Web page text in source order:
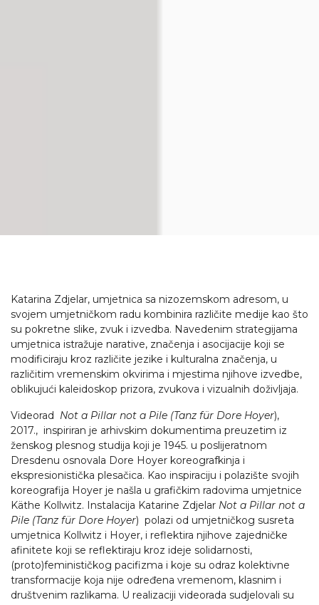
Katarina Zdjelar, umjetnica sa nizozemskom adresom, u
svojem umjetničkom radu kombinira različite medije kao što
su pokretne slike, zvuk i izvedba. Navedenim strategijama
umjetnica istražuje narative, značenja i asocijacije koji se
modificiraju kroz različite jezike i kulturalna značenja, u
različitim vremenskim okvirima i mjestima njihove izvedbe,
oblikujući kaleidoskop prizora, zvukova i vizualnih doživljaja.
Videorad Not a Pillar not a Pile (Tanz für Dore Hoyer),
2017., inspiriran je arhivskim dokumentima preuzetim iz
ženskog plesnog studija koji je 1945. u poslijeratnom
Dresdenu osnovala Dore Hoyer koreografkinja i
ekspresionistička plesačica. Kao inspiraciju i polazište svojih
koreografija Hoyer je našla u grafičkim radovima umjetnice
Käthe Kollwitz. Instalacija Katarine Zdjelar Not a Pillar not a
Pile (Tanz für Dore Hoyer) polazi od umjetničkog susreta
umjetnica Kollwitz i Hoyer, i reflektira njihove zajedničke
afinitete koji se reflektiraju kroz ideje solidarnosti,
(proto)feminističkog pacifizma i koje su odraz kolektivne
transformacije koja nije određena vremenom, klasnim i
društvenim razlikama. U realizaciji videorada sudjelovali su